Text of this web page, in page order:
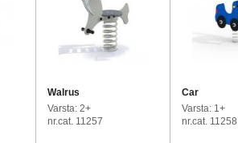
Walrus
Varsta: 2+
nr.cat. 11257
Car
Varsta: 1+
nr.cat. 11258